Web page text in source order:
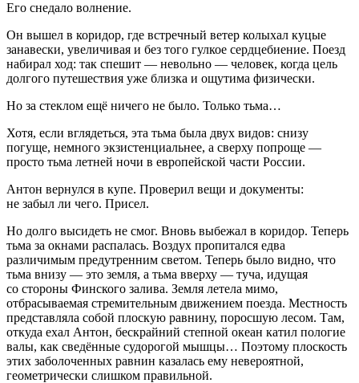
Его снедало волнение.
Он вышел в коридор, где встречный ветер колыхал куцые
занавески, увеличивая и без того гулкое сердцебиение. Поезд
набирал ход: так спешит — невольно — человек, когда цель
долгого путешествия уже близка и ощутима физически.
Но за стеклом ещё ничего не было. Только тьма…
Хотя, если вглядеться, эта тьма была двух видов: снизу
погуще, немного экзистенциальнее, а сверху попроще —
просто тьма летней ночи в европейской части России.
Антон вернулся в купе. Проверил вещи и документы:
не забыл ли чего. Присел.
Но долго высидеть не смог. Вновь выбежал в коридор. Теперь
тьма за окнами распалась. Воздух пропитался едва
различимым предутренним светом. Теперь было видно, что
тьма внизу — это земля, а тьма вверху — туча, идущая
со стороны Финского залива. Земля летела мимо,
отбрасываемая стремительным движением поезда. Местность
представляла собой плоскую равнину, поросшую лесом. Там,
откуда ехал Антон, бескрайний степной океан катил пологие
валы, как сведённые судорогой мышцы… Поэтому плоскость
этих заболоченных равнин казалась ему невероятной,
геометрически слишком правильной.